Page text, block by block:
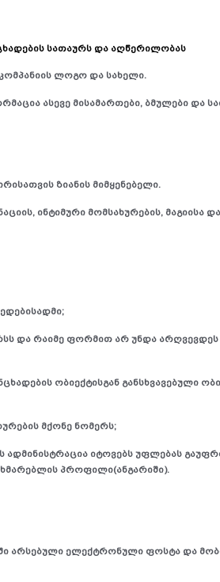
სათაურს და აღწერილობას
ლოგო და სახელი.
ასევე მისამართები, ბმულები და
ზიანის მიმყენებელი.
ინტიმური მომსახურების, მაგიისა
და რაიმე ფორმით არ უნდა
ობიექტისგან განსხვავებული
მქონე ნომერს;
ადმინისტრაცია იტოვებს უფლებას
პროფილი(ანგარიში).
არსებული ელექტრონული ფოსტა და